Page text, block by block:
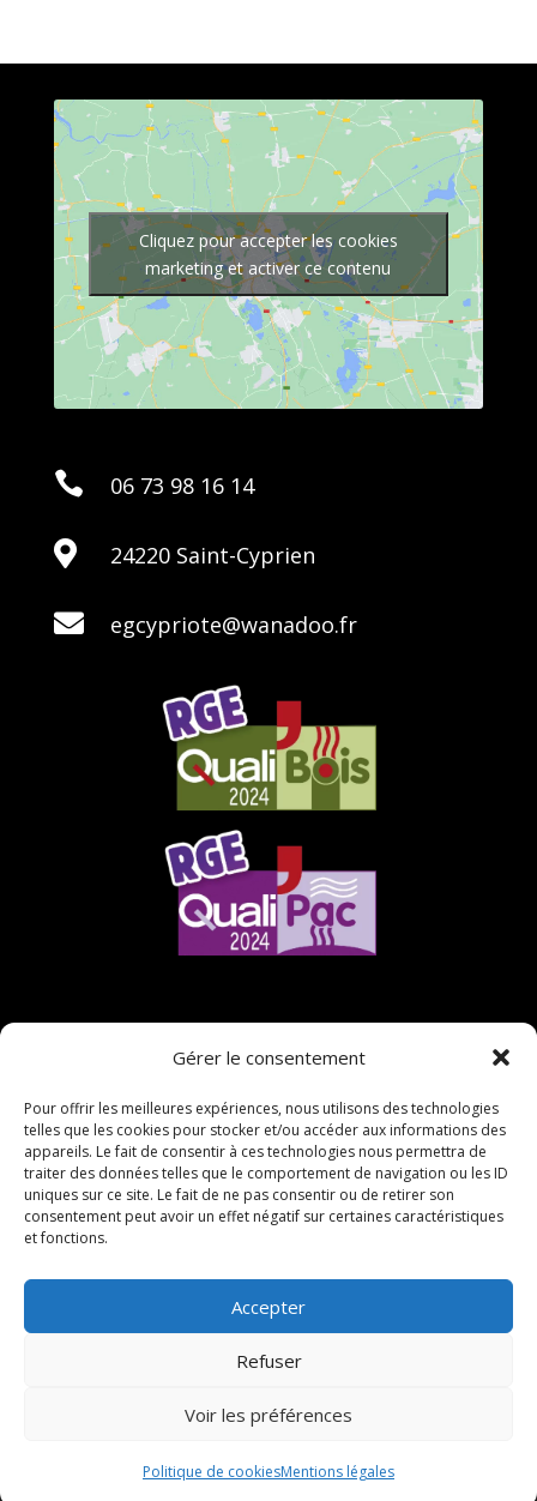
Gérer le consentement
Pour offrir les meilleures expériences, nous utilisons des technologies
telles que les cookies pour stocker et/ou accéder aux informations des
appareils. Le fait de consentir à ces technologies nous permettra de
traiter des données telles que le comportement de navigation ou les ID
uniques sur ce site. Le fait de ne pas consentir ou de retirer son
consentement peut avoir un effet négatif sur certaines caractéristiques
et fonctions.
Accepter
Refuser
Voir les préférences
Politique de cookiesMentions légales
Cliquez pour accepter les cookies
marketing et activer ce contenu
 06 73 98 16 14
 24220 Saint-Cyprien
 egcypriote@wanadoo.fr
Installation pompe à chaleur à Belvès
Installation climatisation à Belvès
Installateur Pompes à chaleur à Belvès
Entreprise d'électricité à Castelnaud-la-Chapelle
Installation pompe à chaleur à Castelnaud-la-
RÉALISATION
NAVIGATION
Mentions légales
© ELECTRICITE GENERALE CYPRIOTE - 2026 - Tous
droits réservés